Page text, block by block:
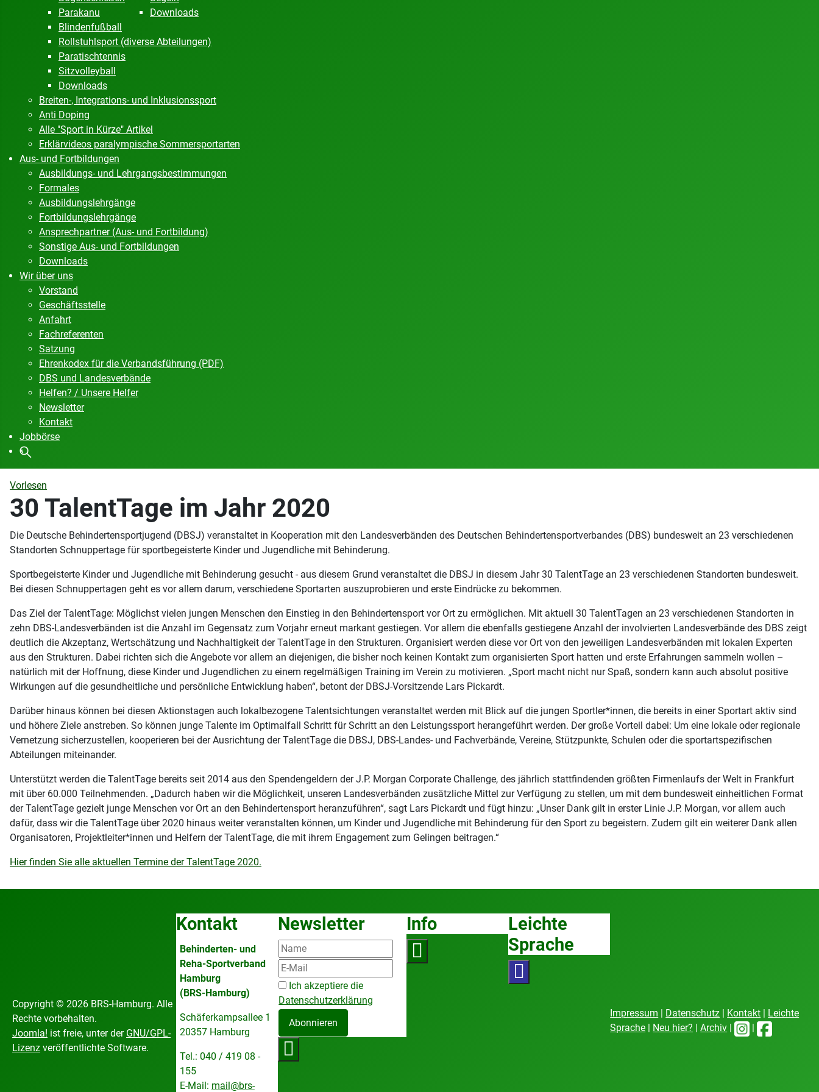
Parakanu
Downloads
Blindenfußball
Rollstuhlsport (diverse Abteilungen)
Paratischtennis
Sitzvolleyball
Downloads
Breiten-, Integrations- und Inklusionssport
Anti Doping
Alle "Sport in Kürze" Artikel
Erklärvideos paralympische Sommersportarten
Aus- und Fortbildungen
Ausbildungs- und Lehrgangsbestimmungen
Formales
Ausbildungslehrgänge
Fortbildungslehrgänge
Ansprechpartner (Aus- und Fortbildung)
Sonstige Aus- und Fortbildungen
Downloads
Wir über uns
Vorstand
Geschäftsstelle
Anfahrt
Fachreferenten
Satzung
Ehrenkodex für die Verbandsführung (PDF)
DBS und Landesverbände
Helfen? / Unsere Helfer
Newsletter
Kontakt
Jobbörse
Vorlesen
30 TalentTage im Jahr 2020
Die Deutsche Behindertensportjugend (DBSJ) veranstaltet in Kooperation mit den Landesverbänden des Deutschen Behindertensportverbandes (DBS) bundesweit an 23 verschiedenen
Standorten Schnuppertage für sportbegeisterte Kinder und Jugendliche mit Behinderung.
Sportbegeisterte Kinder und Jugendliche mit Behinderung gesucht - aus diesem Grund veranstaltet die DBSJ in diesem Jahr 30 TalentTage an 23 verschiedenen Standorten bundesweit.
Bei diesen Schnuppertagen geht es vor allem darum, verschiedene Sportarten auszuprobieren und erste Eindrücke zu bekommen.
Das Ziel der TalentTage: Möglichst vielen jungen Menschen den Einstieg in den Behindertensport vor Ort zu ermöglichen. Mit aktuell 30 TalentTagen an 23 verschiedenen Standorten in
zehn DBS-Landesverbänden ist die Anzahl im Gegensatz zum Vorjahr erneut markant gestiegen. Vor allem die ebenfalls gestiegene Anzahl der involvierten Landesverbände des DBS zeigt
deutlich die Akzeptanz, Wertschätzung und Nachhaltigkeit der TalentTage in den Strukturen. Organisiert werden diese vor Ort von den jeweiligen Landesverbänden mit lokalen Experten
aus den Strukturen. Dabei richten sich die Angebote vor allem an diejenigen, die bisher noch keinen Kontakt zum organisierten Sport hatten und erste Erfahrungen sammeln wollen –
natürlich mit der Hoffnung, diese Kinder und Jugendlichen zu einem regelmäßigen Training im Verein zu motivieren. „Sport macht nicht nur Spaß, sondern kann auch absolut positive
Wirkungen auf die gesundheitliche und persönliche Entwicklung haben“, betont der DBSJ-Vorsitzende Lars Pickardt.
Darüber hinaus können bei diesen Aktionstagen auch lokalbezogene Talentsichtungen veranstaltet werden mit Blick auf die jungen Sportler*innen, die bereits in einer Sportart aktiv sind
und höhere Ziele anstreben. So können junge Talente im Optimalfall Schritt für Schritt an den Leistungssport herangeführt werden. Der große Vorteil dabei: Um eine lokale oder regionale
Vernetzung sicherzustellen, kooperieren bei der Ausrichtung der TalentTage die DBSJ, DBS-Landes- und Fachverbände, Vereine, Stützpunkte, Schulen oder die sportartspezifischen
Abteilungen miteinander.
Unterstützt werden die TalentTage bereits seit 2014 aus den Spendengeldern der J.P. Morgan Corporate Challenge, des jährlich stattfindenden größten Firmenlaufs der Welt in Frankfurt
mit über 60.000 Teilnehmenden. „Dadurch haben wir die Möglichkeit, unseren Landesverbänden zusätzliche Mittel zur Verfügung zu stellen, um mit dem bundesweit einheitlichen Format
der TalentTage gezielt junge Menschen vor Ort an den Behindertensport heranzuführen“, sagt Lars Pickardt und fügt hinzu: „Unser Dank gilt in erster Linie J.P. Morgan, vor allem auch
dafür, dass wir die TalentTage über 2020 hinaus weiter veranstalten können, um Kinder und Jugendliche mit Behinderung für den Sport zu begeistern. Zudem gilt ein weiterer Dank allen
Organisatoren, Projektleiter*innen und Helfern der TalentTage, die mit ihrem Engagement zum Gelingen beitragen.“
Hier finden Sie alle aktuellen Termine der TalentTage 2020.
Copyright © 2026 BRS-Hamburg. Alle
Rechte vorbehalten.
Joomla! ist freie, unter der GNU/GPL-
Lizenz veröffentlichte Software.
Kontakt
Behinderten- und
Reha-Sportverband
Hamburg
(BRS-Hamburg)
Schäferkampsallee 1
20357 Hamburg
Tel.: 040 / 419 08 -
155
E-Mail: mail@brs-
Newsletter
Ich akzeptiere die
Datenschutzerklärung
Abonnieren
Info
Leichte
Sprache
Impressum Datenschutz Kontakt
Leichte
Sprache
Neu hier? |Archiv